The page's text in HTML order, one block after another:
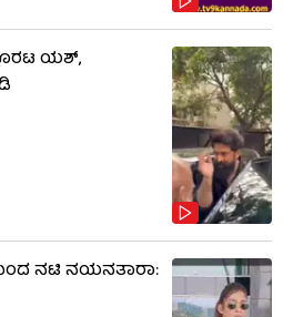
ಯಶ್,
ನಟಿ ನಯನತಾರಾ: